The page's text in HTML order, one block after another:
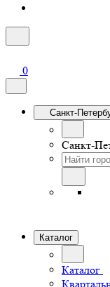
0
Санкт-
Санкт-
Каталог
Каталог